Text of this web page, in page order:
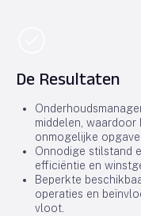
De Resultaten
middelen,
onmogelijke
Onnodige stilstand
efficiëntie en
Beperkte
operaties en
vloot.